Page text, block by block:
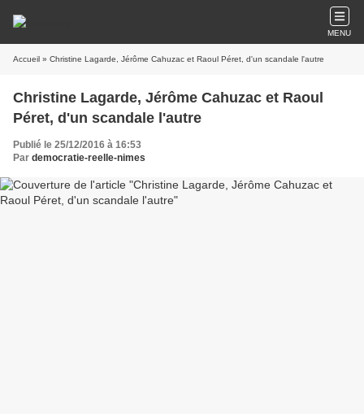
MENU
Accueil » Christine Lagarde, Jérôme Cahuzac et Raoul Péret, d'un scandale l'autre
Christine Lagarde, Jérôme Cahuzac et Raoul
Péret, d'un scandale l'autre
Publié le 25/12/2016 à 16:53
Par democratie-reelle-nimes